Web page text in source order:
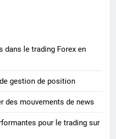
dans le trading Forex en
gestion de position
des mouvements de news
pour le trading sur